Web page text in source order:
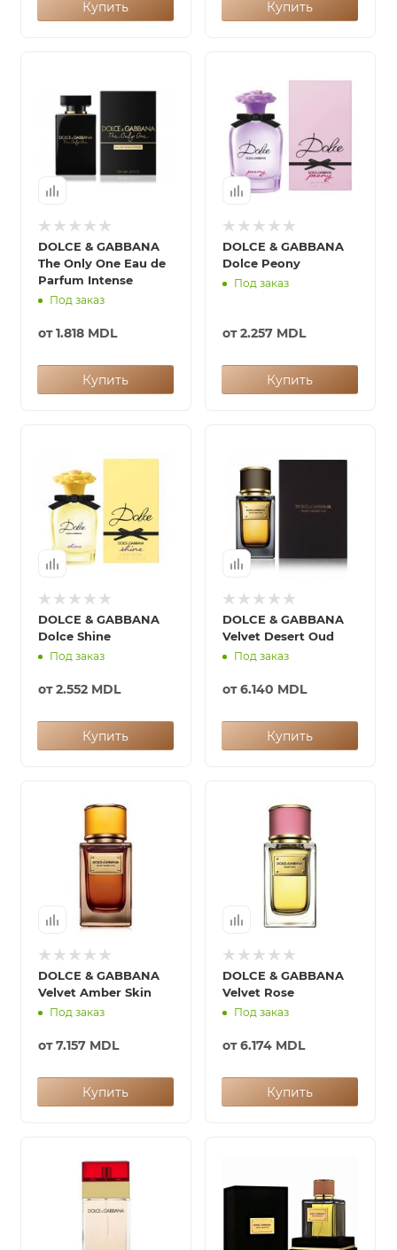
Купить Купить
DOLCE & GABBANA
The Only One Eau de
Parfum Intense
Под заказ
от1.818 MDL
Купить
DOLCE & GABBANA
Dolce Peony
Под заказ
от2.257 MDL
Купить
DOLCE & GABBANA
Dolce Shine
Под заказ
от2.552 MDL
Купить
DOLCE & GABBANA
Velvet Desert Oud
Под заказ
от6.140 MDL
Купить
DOLCE & GABBANA
Velvet Amber Skin
Под заказ
от7.157 MDL
Купить
DOLCE & GABBANA
Velvet Rose
Под заказ
от6.174 MDL
Купить